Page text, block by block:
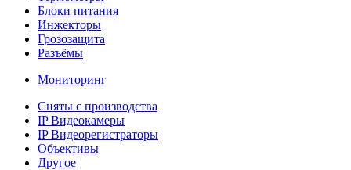
Блоки питания
Инжекторы
Грозозащита
Разъёмы
Мониторинг
Сняты с производства
IP Видеокамеры
IP Видеорегистраторы
Объективы
Другое